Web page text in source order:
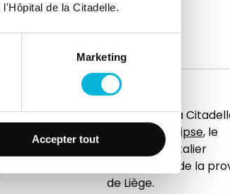
de la Citadelle.
Marketing
Accepter tout
L’hôpital de la
membre d'
Elipse, le
réseau hospitalier
universitaire de la
de Liège.